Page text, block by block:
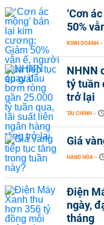
‘Cơn
50%
KINH DOANH -
NHNN
tỷ tuần
trở lại
TÀI CHÍNH -
Giá
HÀNG HÓA -
Điện
ngày,
tháng